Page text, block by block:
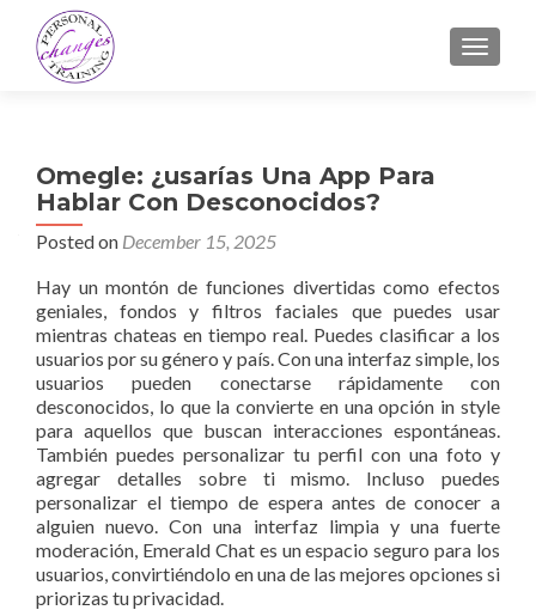
Omegle: ¿usarías Una App Para
Hablar Con Desconocidos?
Posted on December 15, 2025
Hay un montón de funciones divertidas como efectos
geniales, fondos y filtros faciales que puedes usar
mientras chateas en tiempo real. Puedes clasificar a los
usuarios por su género y país. Con una interfaz simple, los
usuarios pueden conectarse rápidamente con
desconocidos, lo que la convierte en una opción in style
para aquellos que buscan interacciones espontáneas.
También puedes personalizar tu perfil con una foto y
agregar detalles sobre ti mismo. Incluso puedes
personalizar el tiempo de espera antes de conocer a
alguien nuevo. Con una interfaz limpia y una fuerte
moderación, Emerald Chat es un espacio seguro para los
usuarios, convirtiéndolo en una de las mejores opciones si
priorizas tu privacidad.